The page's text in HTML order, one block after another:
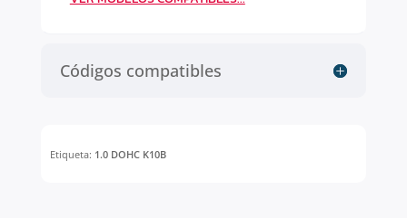
Códigos compatibles
Etiqueta: 1.0 DOHC K10B